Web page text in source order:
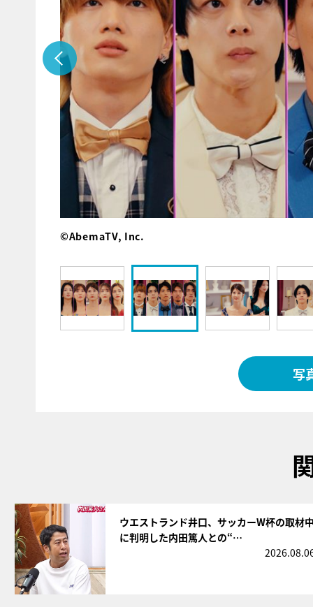
©AbemaTV, Inc.
写
ウエストランド井口、サッカーW杯の取材
に判明した内田篤人との“…